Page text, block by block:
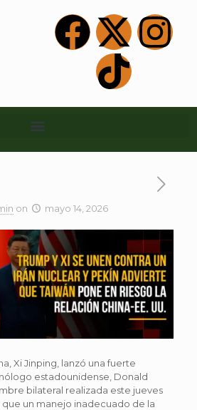
on mayo 14, 2026
Xi Jinping, lanzó una fuerte
estadounidense, Donald
bilateral realizada este jueves
que un manejo inadecuado de la